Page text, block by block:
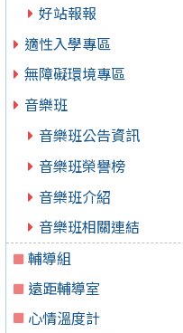
好站報報
適性入學專區
無障礙環境專區
音樂班
音樂班公告資訊
音樂班榮譽榜
音樂班介紹
音樂班相關連結
輔導組
遠距輔導室
心情溫度計